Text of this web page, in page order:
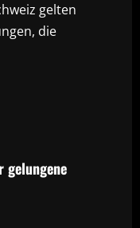
gelten
die
gelungene